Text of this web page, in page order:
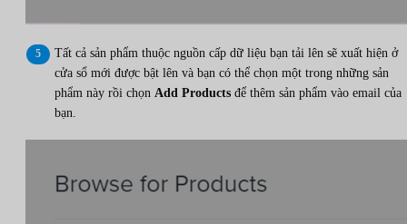
Tất cả sản phẩm thuộc nguồn cấp dữ liệu bạn tải lên sẽ xuất hiện ở
cửa sổ mới được bật lên và bạn có thể chọn một trong những sản
phẩm này rồi chọn Add Products để thêm sản phẩm vào email của
bạn.